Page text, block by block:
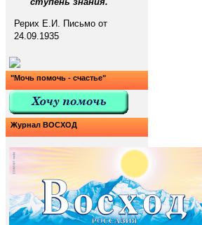
Рерих Е.И. Письмо от
24.09.1935
"Мочь помочь - счастье"
Журнал ВОСХОД